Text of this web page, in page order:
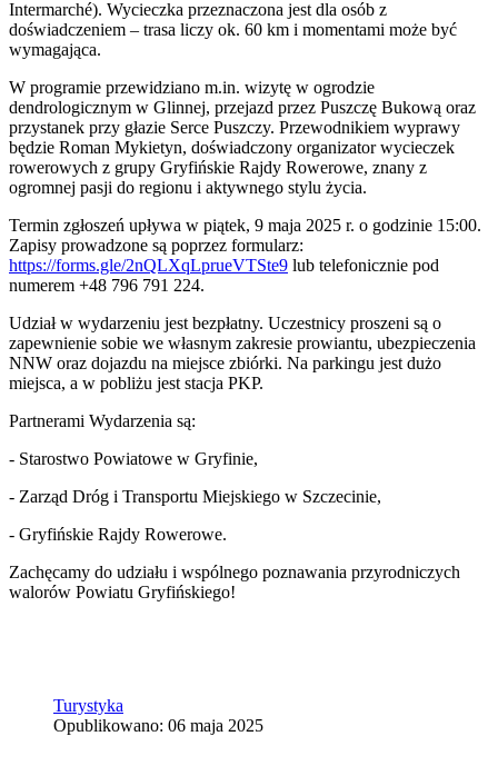
Intermarché). Wycieczka przeznaczona jest dla osób z
doświadczeniem – trasa liczy ok. 60 km i momentami może być
wymagająca.
W programie przewidziano m.in. wizytę w ogrodzie
dendrologicznym w Glinnej, przejazd przez Puszczę Bukową oraz
przystanek przy głazie Serce Puszczy. Przewodnikiem wyprawy
będzie Roman Mykietyn, doświadczony organizator wycieczek
rowerowych z grupy Gryfińskie Rajdy Rowerowe, znany z
ogromnej pasji do regionu i aktywnego stylu życia.
Termin zgłoszeń upływa w piątek, 9 maja 2025 r. o godzinie 15:00.
Zapisy prowadzone są poprzez formularz:
https://forms.gle/2nQLXqLprueVTSte9 lub telefonicznie pod
numerem +48 796 791 224.
Udział w wydarzeniu jest bezpłatny. Uczestnicy proszeni są o
zapewnienie sobie we własnym zakresie prowiantu, ubezpieczenia
NNW oraz dojazdu na miejsce zbiórki. Na parkingu jest dużo
miejsca, a w pobliżu jest stacja PKP.
Partnerami Wydarzenia są:
- Starostwo Powiatowe w Gryfinie,
- Zarząd Dróg i Transportu Miejskiego w Szczecinie,
- Gryfińskie Rajdy Rowerowe.
Zachęcamy do udziału i wspólnego poznawania przyrodniczych
walorów Powiatu Gryfińskiego!
Turystyka
Opublikowano: 06 maja 2025